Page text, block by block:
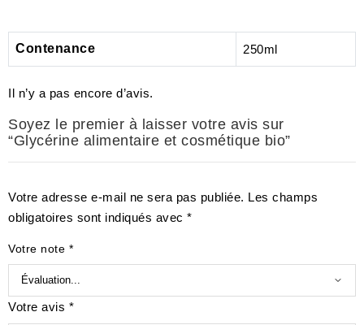
Contenance 250ml
Il n’y a pas encore d’avis.
Soyez le premier à laisser votre avis sur
“Glycérine alimentaire et cosmétique bio”
Votre adresse e-mail ne sera pas publiée. Les champs
obligatoires sont indiqués avec *
Votre note *
Votre avis *